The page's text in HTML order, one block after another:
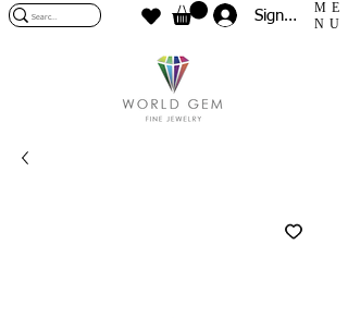
Sign In
ME
NU